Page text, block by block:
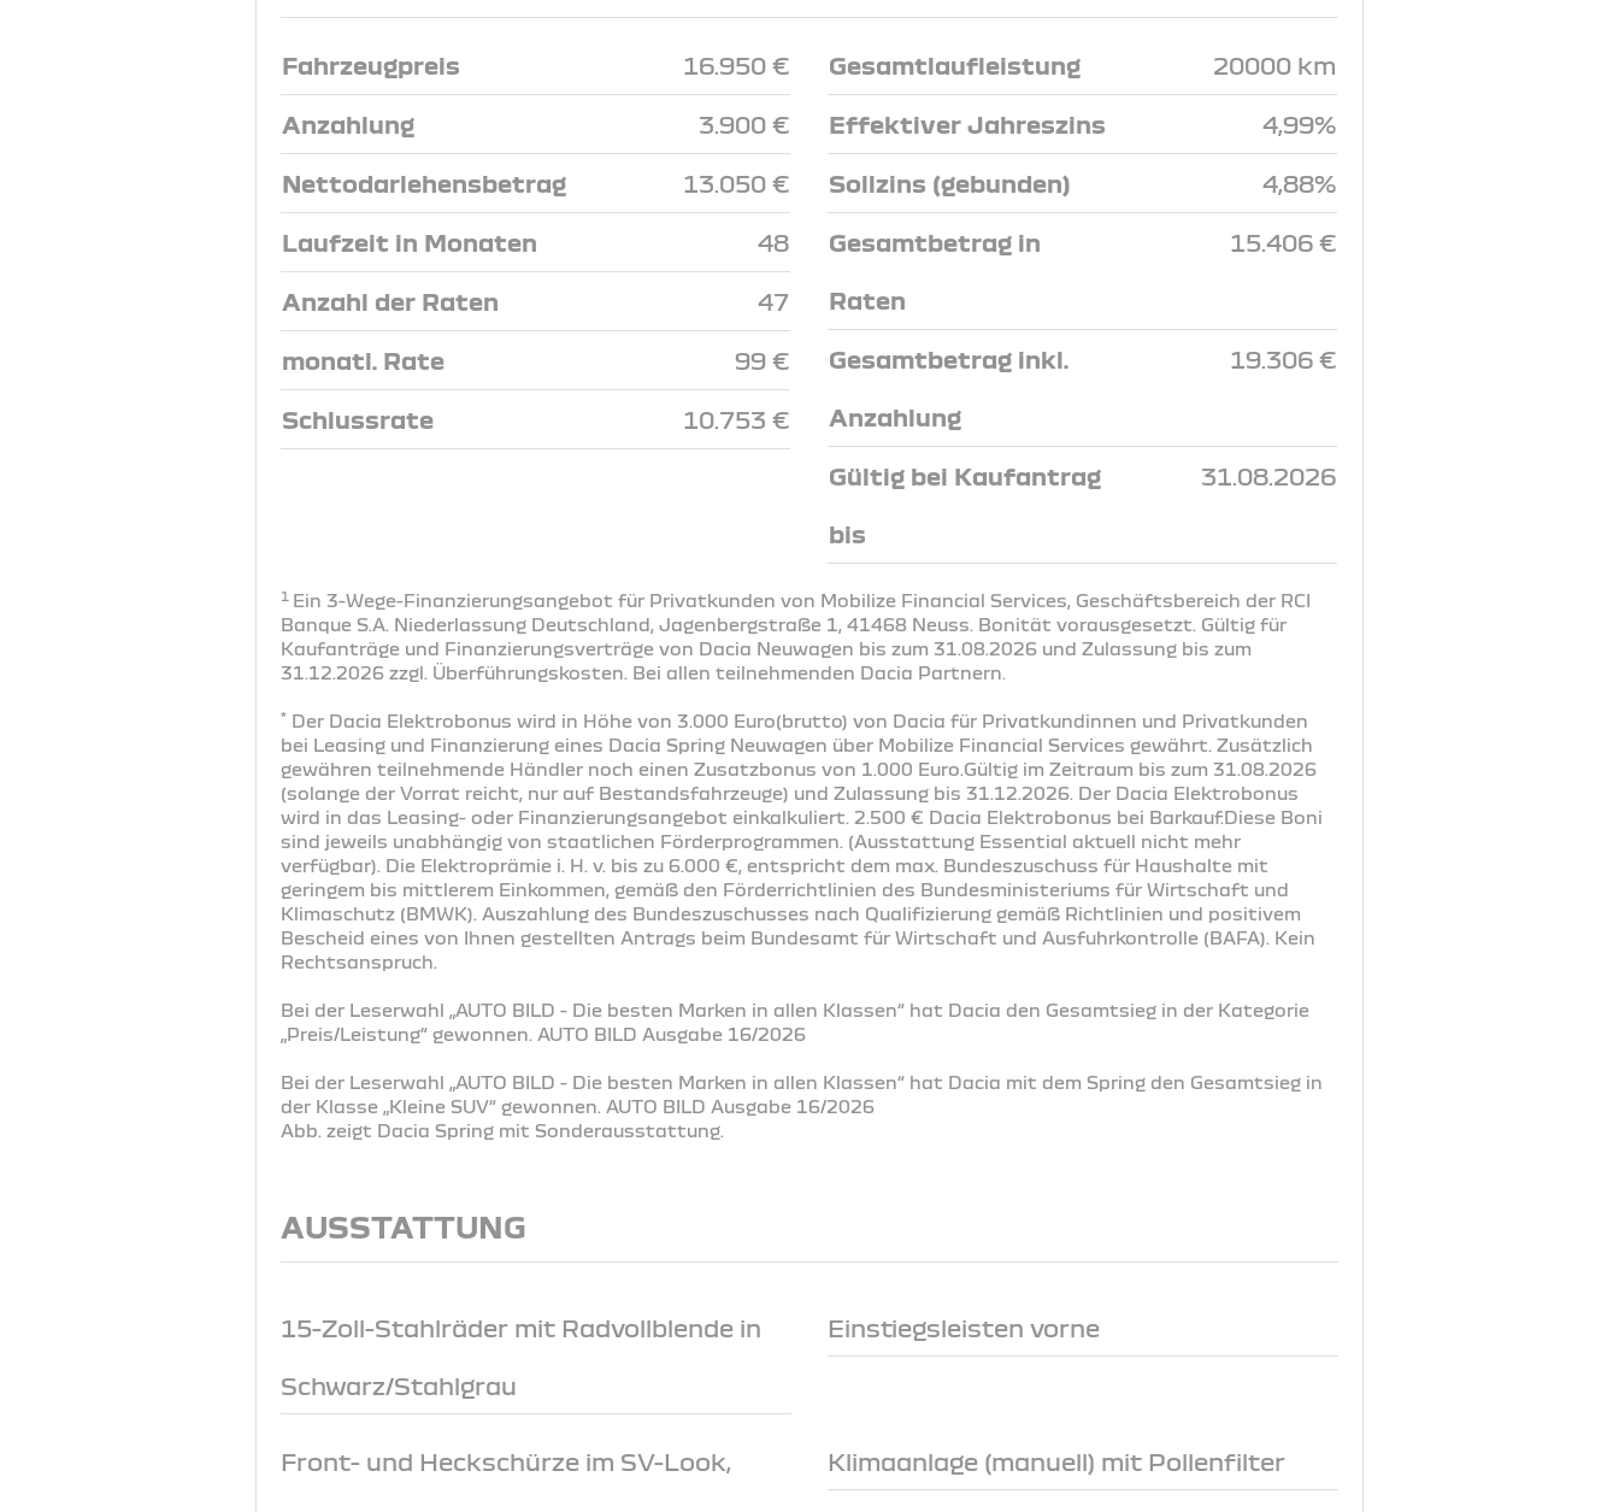
Fahrzeugpreis 16.950 €
Anzahlung 3.900 €
Nettodarlehensbetrag 13.050 €
Laufzeit in Monaten 48
Anzahl der Raten 47
monatl. Rate 99 €
Schlussrate 10.753 €
Gesamtlaufleistung 20000 km
Effektiver Jahreszins 4,99%
Sollzins (gebunden) 4,88%
Gesamtbetrag in
Raten
15.406 €
Gesamtbetrag inkl.
Anzahlung
19.306 €
Gültig bei Kaufantrag
bis
31.08.2026
1 Ein 3-Wege-Finanzierungsangebot für Privatkunden von Mobilize Financial Services, Geschäftsbereich der RCI
Banque S.A. Niederlassung Deutschland, Jagenbergstraße 1, 41468 Neuss. Bonität vorausgesetzt. Gültig für
Kaufanträge und Finanzierungsverträge von Dacia Neuwagen bis zum 31.08.2026 und Zulassung bis zum
31.12.2026 zzgl. Überführungskosten. Bei allen teilnehmenden Dacia Partnern.
* Der Dacia Elektrobonus wird in Höhe von 3.000 Euro(brutto) von Dacia für Privatkundinnen und Privatkunden
bei Leasing und Finanzierung eines Dacia Spring Neuwagen über Mobilize Financial Services gewährt. Zusätzlich
gewähren teilnehmende Händler noch einen Zusatzbonus von 1.000 Euro.Gültig im Zeitraum bis zum 31.08.2026
(solange der Vorrat reicht, nur auf Bestandsfahrzeuge) und Zulassung bis 31.12.2026. Der Dacia Elektrobonus
wird in das Leasing- oder Finanzierungsangebot einkalkuliert. 2.500 € Dacia Elektrobonus bei Barkauf.Diese Boni
sind jeweils unabhängig von staatlichen Förderprogrammen. (Ausstattung Essential aktuell nicht mehr
verfügbar). Die Elektroprämie i. H. v. bis zu 6.000 €, entspricht dem max. Bundeszuschuss für Haushalte mit
geringem bis mittlerem Einkommen, gemäß den Förderrichtlinien des Bundesministeriums für Wirtschaft und
Klimaschutz (BMWK). Auszahlung des Bundeszuschusses nach Qualifizierung gemäß Richtlinien und positivem
Bescheid eines von Ihnen gestellten Antrags beim Bundesamt für Wirtschaft und Ausfuhrkontrolle (BAFA). Kein
Rechtsanspruch.
Bei der Leserwahl „AUTO BILD - Die besten Marken in allen Klassen“ hat Dacia den Gesamtsieg in der Kategorie
„Preis/Leistung“ gewonnen. AUTO BILD Ausgabe 16/2026
Bei der Leserwahl „AUTO BILD - Die besten Marken in allen Klassen“ hat Dacia mit dem Spring den Gesamtsieg in
der Klasse „Kleine SUV“ gewonnen. AUTO BILD Ausgabe 16/2026
Abb. zeigt Dacia Spring mit Sonderausstattung.
AUSSTATTUNG
15-Zoll-Stahlräder mit Radvollblende in
Schwarz/Stahlgrau
Einstiegsleisten vorne
Front- und Heckschürze im SV-Look, Klimaanlage (manuell) mit Pollenfilter